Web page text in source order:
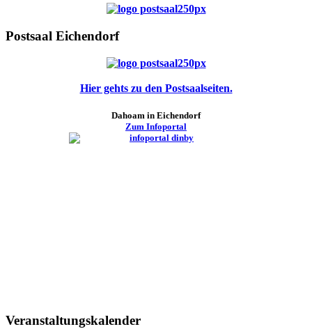
Postsaal Eichendorf
Hier gehts zu den Postsaalseiten.
Dahoam in Eichendorf
Zum Infoportal
Veranstaltungskalender